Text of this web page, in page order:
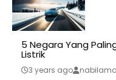
5 Negara Yang
Listrik
3 years ago